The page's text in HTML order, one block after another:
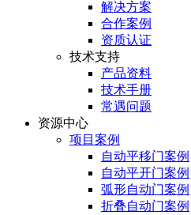
解决方案
合作案例
资质认证
技术支持
产品资料
技术手册
常遇问题
资源中心
项目案例
自动平移门案例
自动平开门案例
弧形自动门案例
折叠自动门案例